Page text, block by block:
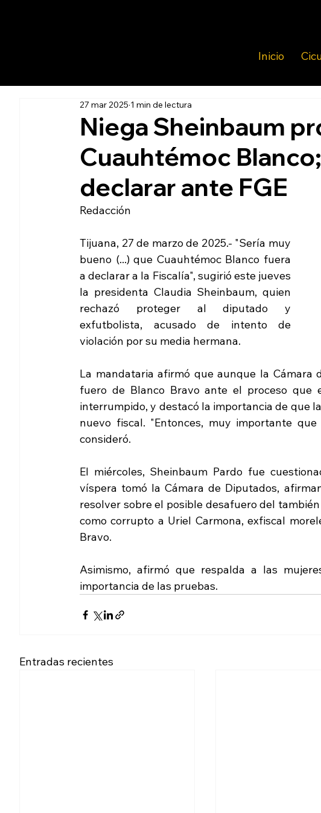
Inicio
Niega Sheinbaum
Cuauhtémoc
declarar ante FGE
27 mar 2025 1 min de lectura
Redacción
Tijuana, 27 de marzo de 2025.- "Sería muy
bueno (...) que Cuauhtémoc Blanco fuera
a declarar a la Fiscalía", sugirió este jueves
la presidenta Claudia Sheinbaum, quien
rechazó proteger al diputado y
exfutbolista, acusado de intento de
violación por su media hermana.
La mandataria afirmó que aunque la Cámara
fuero de Blanco Bravo ante el proceso que
interrumpido, y destacó la importancia de que
nuevo fiscal. "Entonces, muy importante
consideró.
El miércoles, Sheinbaum Pardo fue
víspera tomó la Cámara de Diputados,
resolver sobre el posible desafuero del
como corrupto a Uriel Carmona, exfiscal
Bravo.
Asimismo, afirmó que respalda a las
importancia de las pruebas.
Entradas recientes